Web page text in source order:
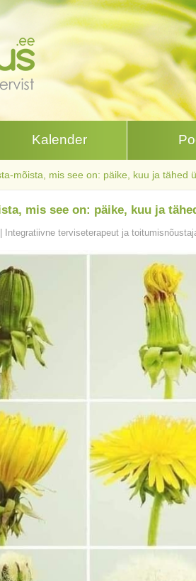
Kalender
mõista, mis see on: päike, kuu ja tähed
mis see on: päike, kuu ja
Integratiivne terviseterapeut ja